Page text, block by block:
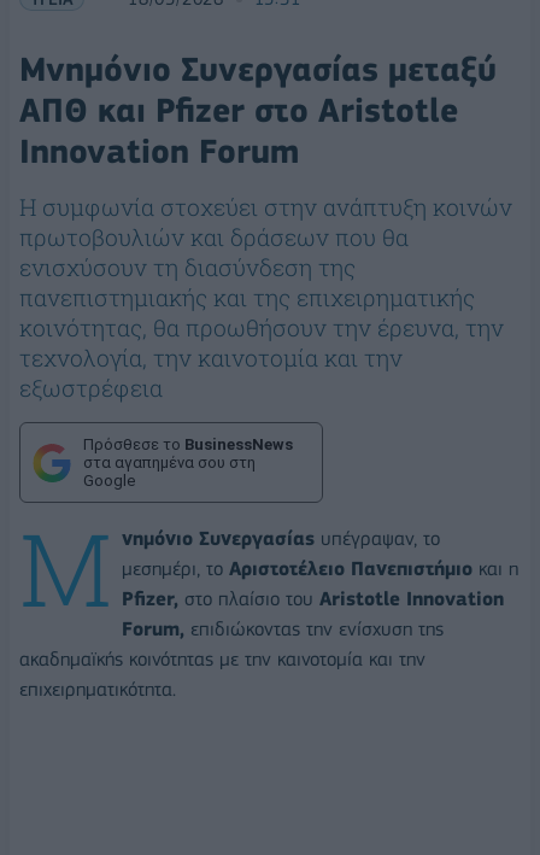
Μνημόνιο Συνεργασίας μεταξύ
ΑΠΘ και Pfizer στο Aristotle
Innovation Forum
Η συμφωνία στοχεύει στην ανάπτυξη κοινών
πρωτοβουλιών και δράσεων που θα
ενισχύσουν τη διασύνδεση της
πανεπιστημιακής και της επιχειρηματικής
κοινότητας, θα προωθήσουν την έρευνα, την
τεχνολογία, την καινοτομία και την
εξωστρέφεια
Πρόσθεσε το BusinessNews
στα αγαπημένα σου στη
Google
Μ νημόνιο Συνεργασίας υπέγραψαν, το
μεσημέρι, το Αριστοτέλειο Πανεπιστήμιο και η
Pfizer, στο πλαίσιο του Aristotle Innovation
Forum, επιδιώκοντας την ενίσχυση της
ακαδημαϊκής κοινότητας με την καινοτομία και την
επιχειρηματικότητα.